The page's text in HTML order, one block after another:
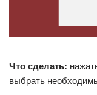
Что сделать:
выбрать